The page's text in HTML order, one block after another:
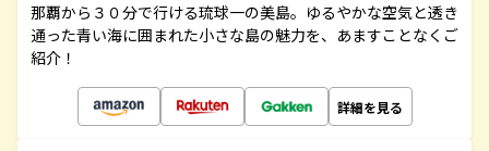
那覇から３０分で行ける琉球一の美島。ゆるやかな空気と透き
通った青い海に囲まれた小さな島の魅力を、あますことなくご
紹介！
詳細を見る